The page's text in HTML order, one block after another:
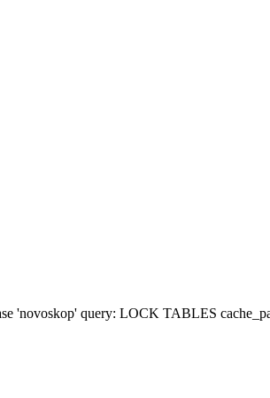
'novoskop' query: LOCK TABLES